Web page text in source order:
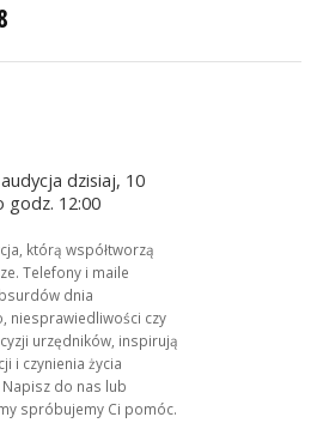
dzisiaj, 10
godz. 12:00
którą współtworzą
Telefony i maile
dnia
niesprawiedliwości czy
urzędników, inspirują
i czynienia życia
Napisz do nas lub
spróbujemy Ci pomóc.